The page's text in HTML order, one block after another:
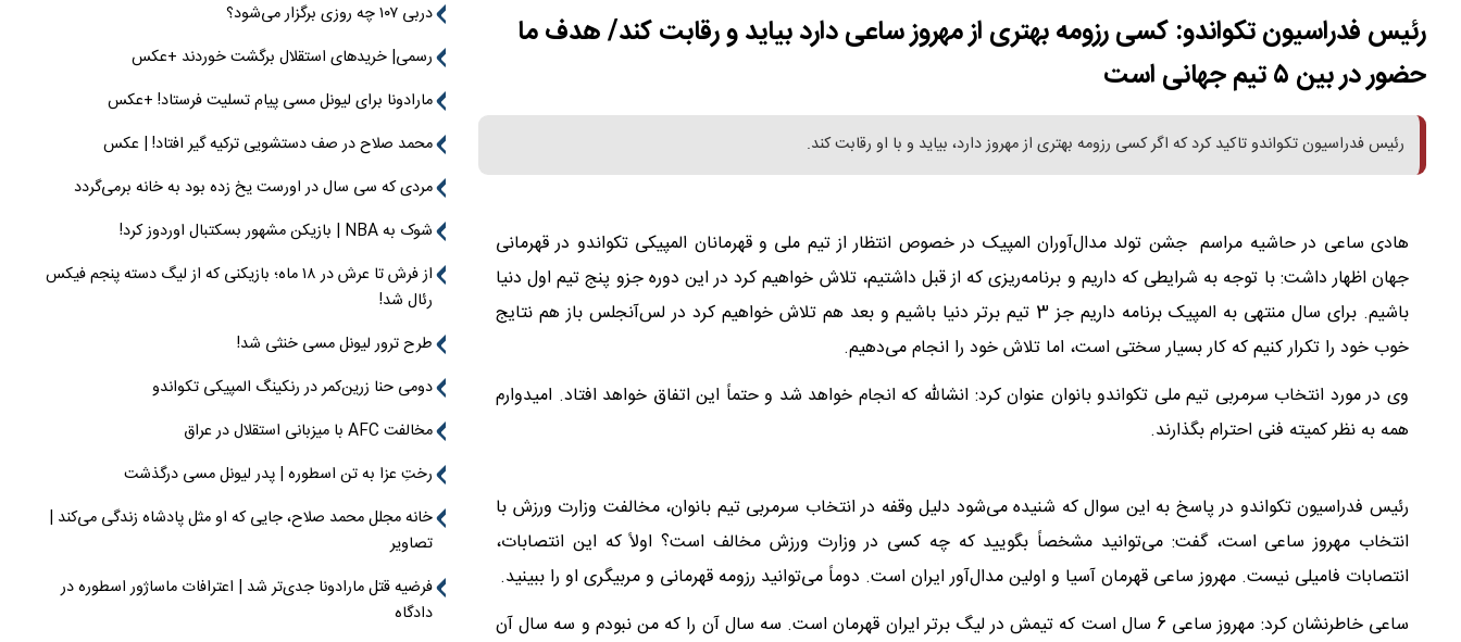
رئیس فدراسیون تکواندو: کسی رزومه بهتری از مهروز ساعی دارد بیاید و رقابت کند/ هدف ما
حضور در بین ۵ تیم جهانی است
رئیس فدراسیون تکواندو تاکید کرد که اگر کسی رزومه بهتری از مهروز دارد، بیاید و با او رقابت کند.
هادی ساعی در حاشیه مراسم جشن تولد مدال‌آوران المپیک در خصوص انتظار از تیم ملی و قهرمانان المپیکی تکواندو در قهرمانی
جهان اظهار داشت: با توجه به شرایطی که داریم و برنامه‌ریزی که از قبل داشتیم، تلاش خواهیم کرد در این دوره جزو پنج تیم اول دنیا
باشیم. برای سال منتهی به المپیک برنامه داریم جز 3 تیم برتر دنیا باشیم و بعد هم تلاش خواهیم کرد در لس‌آنجلس باز هم نتایج
خوب خود را تکرار کنیم که کار بسیار سختی است، اما تلاش خود را انجام می‌دهیم.
وی در مورد انتخاب سرمربی تیم ملی تکواندو بانوان عنوان کرد: انشالله که انجام خواهد شد و حتماً این اتفاق خواهد افتاد. امیدوارم
همه به نظر کمیته فنی احترام بگذارند.
رئیس فدراسیون تکواندو در پاسخ به این سوال که شنیده می‌شود دلیل وقفه در انتخاب سرمربی تیم بانوان، مخالفت وزارت ورزش با
انتخاب مهروز ساعی است، گفت: می‌توانید مشخصاً بگویید که چه کسی در وزارت ورزش مخالف است؟ اولاً که این انتصابات،
انتصابات فامیلی نیست. مهروز ساعی قهرمان آسیا و اولین مدال‌آور ایران است. دوماً می‌توانید رزومه قهرمانی و مربیگری او را ببینید.
ساعی خاطرنشان کرد: مهروز ساعی 6 سال است که تیمش در لیگ برتر ایران قهرمان است. سه سال آن را که من نبودم و سه سال آن
دربی ۱۰۷ چه روزی برگزار می‌شود؟
رسمی| خریدهای استقلال برگشت خوردند +عکس
مارادونا برای لیونل مسی پیام تسلیت فرستاد! +عکس
محمد صلاح در صف دستشویی ترکیه گیر افتاد! | عکس
مردی که سی سال در اورست یخ زده بود به خانه برمی‌گردد
شوک به NBA | بازیکن مشهور بسکتبال اوردوز کرد!
از فرش تا عرش در ۱۸ ماه؛ بازیکنی که از لیگ دسته پنجم فیکس
رئال شد!
طرح ترور لیونل مسی خنثی شد!
دومی حنا زرین‌کمر در رنکینگ المپیکی تکواندو
مخالفت AFC با میزبانی استقلال در عراق
رختِ عزا به تن اسطوره | پدر لیونل مسی درگذشت
خانه مجلل محمد صلاح، جایی که او مثل پادشاه زندگی می‌کند |
تصاویر
فرضیه قتل مارادونا جدی‌تر شد | اعترافات ماساژور اسطوره در
دادگاه